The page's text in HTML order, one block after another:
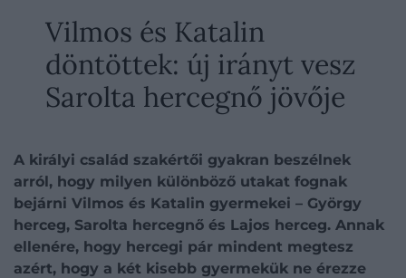
Vilmos és Katalin
döntöttek: új irányt vesz
Sarolta hercegnő jövője
A királyi család szakértői gyakran beszélnek
arról, hogy milyen különböző utakat fognak
bejárni Vilmos és Katalin gyermekei – György
herceg, Sarolta hercegnő és Lajos herceg. Annak
ellenére, hogy hercegi pár mindent megtesz
azért, hogy a két kisebb gyermekük ne érezze